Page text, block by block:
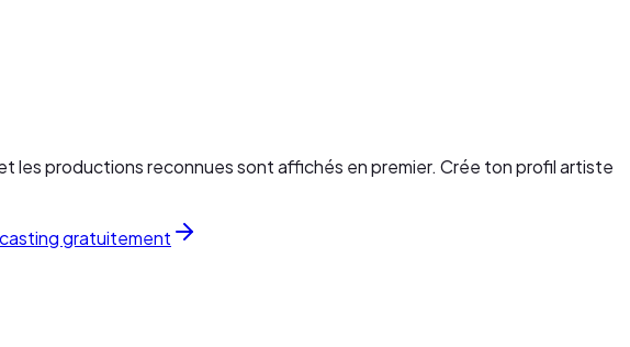
les productions reconnues sont affichés en premier. Crée ton profil artiste
gratuitement